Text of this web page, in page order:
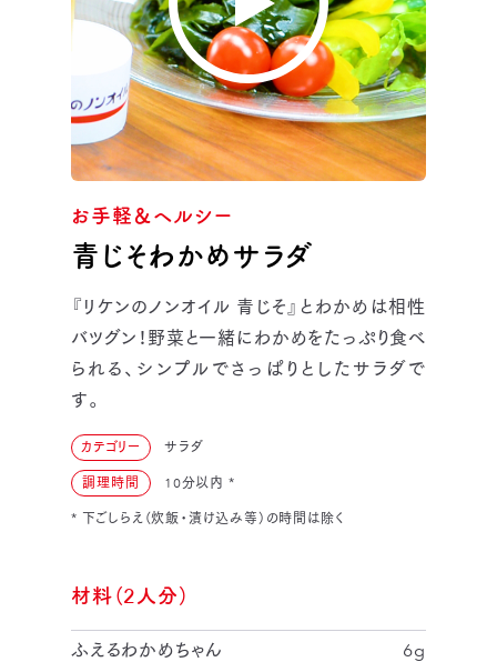
お手軽＆ヘルシー
青じそわかめサラダ
『リケンのノンオイル 青じそ』とわかめは相性
バツグン！野菜と一緒にわかめをたっぷり食べ
られる、シンプルでさっぱりとしたサラダで
す。
カテゴリー サラダ
調理時間 10分以内 *
* 下ごしらえ（炊飯・漬け込み等）の時間は除く
材料（2人分）
ふえるわかめちゃん
6g